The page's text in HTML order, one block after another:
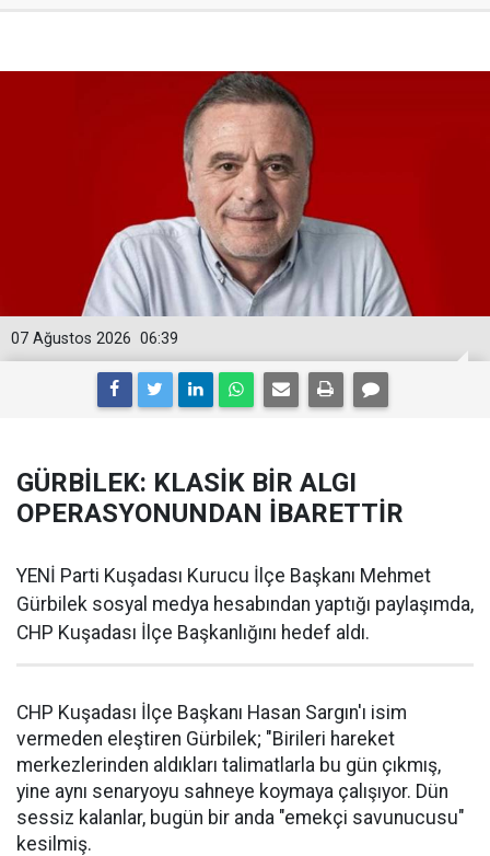
06:39
07 Ağustos 2026
GÜRBİLEK: KLASİK BİR ALGI
OPERASYONUNDAN İBARETTİR
YENİ Parti Kuşadası Kurucu İlçe Başkanı Mehmet
Gürbilek sosyal medya hesabından yaptığı paylaşımda,
CHP Kuşadası İlçe Başkanlığını hedef aldı.
CHP Kuşadası İlçe Başkanı Hasan Sargın'ı isim
vermeden eleştiren Gürbilek; "Birileri hareket
merkezlerinden aldıkları talimatlarla bu gün çıkmış,
yine aynı senaryoyu sahneye koymaya çalışıyor. Dün
sessiz kalanlar, bugün bir anda "emekçi savunucusu"
kesilmiş.